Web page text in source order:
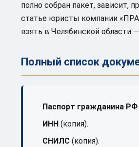
полно собран пакет, зависит,
статье юристы компании
взять в Челябинской области
Полный список
Паспорт гражданина РФ
ИНН (копия).
СНИЛС (копия).